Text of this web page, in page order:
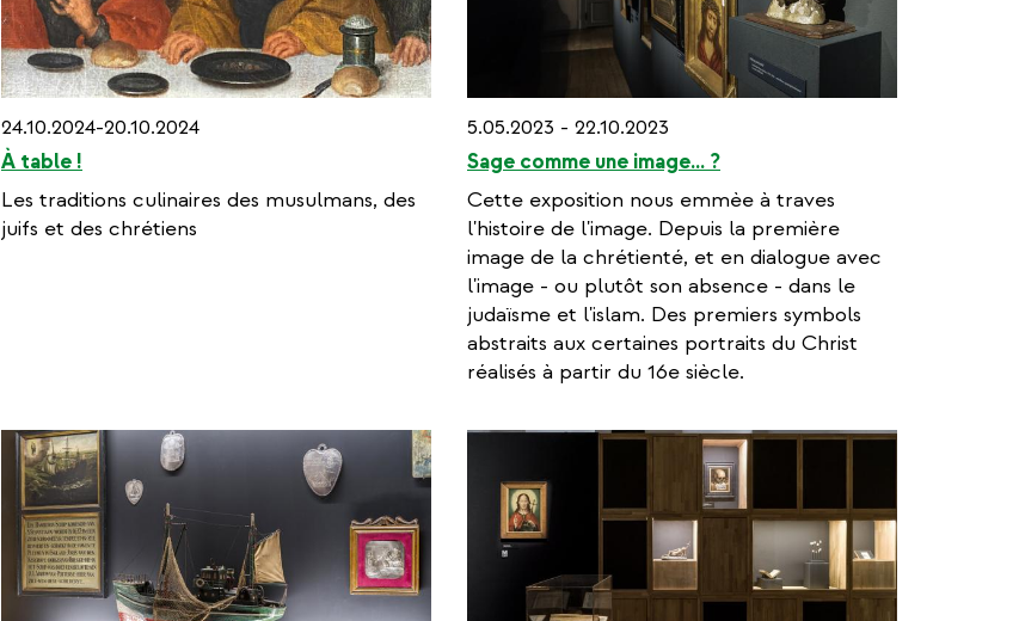
24.10.2024-20.10.2024
À table !
Les traditions culinaires des musulmans, des
juifs et des chrétiens
5.05.2023 - 22.10.2023
Sage comme une image... ?
Cette exposition nous emmèe à traves
l'histoire de l'image. Depuis la première
image de la chrétienté, et en dialogue avec
l'image - ou plutôt son absence - dans le
judaïsme et l'islam. Des premiers symbols
abstraits aux certaines portraits du Christ
réalisés à partir du 16e siècle.